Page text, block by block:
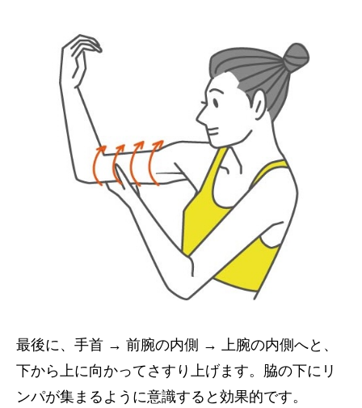
最後に、手首 → 前腕の内側 → 上腕の内側へと、
下から上に向かってさすり上げます。脇の下にリ
ンパが集まるように意識すると効果的です。